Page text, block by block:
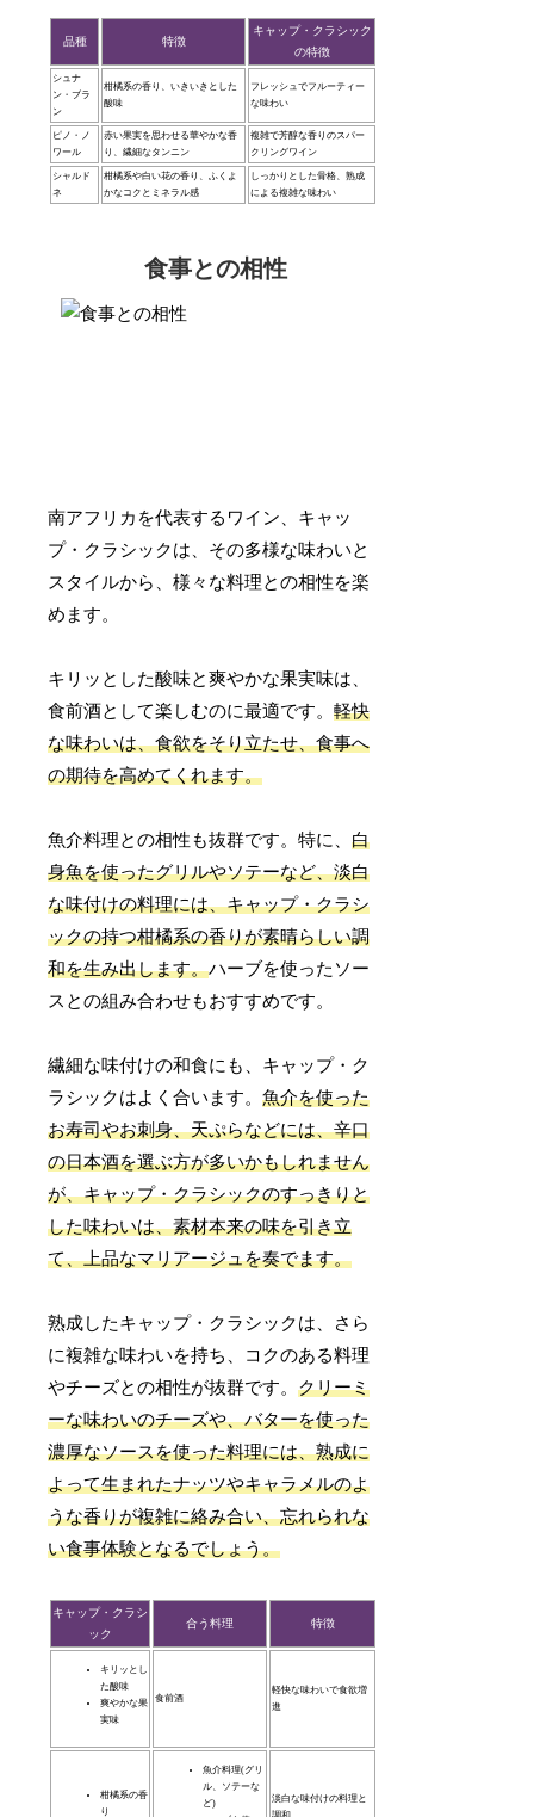
品種 特徴
キャップ・クラシック
の特徴
シュナ
ン・ブラ
ン
柑橘系の香り、いきいきとした
酸味
フレッシュでフルーティー
な味わい
ピノ・ノ
ワール
赤い果実を思わせる華やかな香
り、繊細なタンニン
複雑で芳醇な香りのスパー
クリングワイン
シャルド
ネ
柑橘系や白い花の香り、ふくよ
かなコクとミネラル感
しっかりとした骨格、熟成
による複雑な味わい
食事との相性
南アフリカを代表するワイン、キャッ
プ・クラシックは、その多様な味わいと
スタイルから、様々な料理との相性を楽
めます。
キリッとした酸味と爽やかな果実味は、
食前酒として楽しむのに最適です。軽快
な味わいは、食欲をそり立たせ、食事へ
の期待を高めてくれます。
魚介料理との相性も抜群です。特に、白
身魚を使ったグリルやソテーなど、淡白
な味付けの料理には、キャップ・クラシ
ックの持つ柑橘系の香りが素晴らしい調
和を生み出します。ハーブを使ったソー
スとの組み合わせもおすすめです。
繊細な味付けの和食にも、キャップ・ク
ラシックはよく合います。魚介を使った
お寿司やお刺身、天ぷらなどには、辛口
の日本酒を選ぶ方が多いかもしれません
が、キャップ・クラシックのすっきりと
した味わいは、素材本来の味を引き立
て、上品なマリアージュを奏でます。
熟成したキャップ・クラシックは、さら
に複雑な味わいを持ち、コクのある料理
やチーズとの相性が抜群です。クリーミ
ーな味わいのチーズや、バターを使った
濃厚なソースを使った料理には、熟成に
よって生まれたナッツやキャラメルのよ
うな香りが複雑に絡み合い、忘れられな
い食事体験となるでしょう。
キャップ・クラシ
ック
合う料理 特徴
キリッとし
た酸味
爽やかな果
実味
食前酒
軽快な味わいで食欲増
進
柑橘系の香
り
魚介料理(グリ
ル、ソテーな
ど)
淡白な味付けの料理と